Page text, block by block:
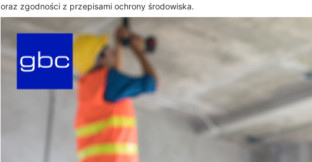
oraz zgodności z przepisami ochrony środowiska.